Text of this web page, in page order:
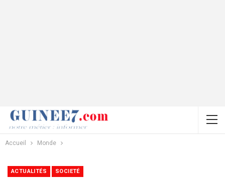
Accueil Monde
ACTUALITÉS SOCIETÉ